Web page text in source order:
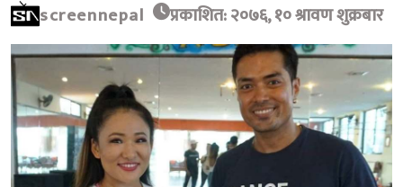
screennepal प्रकाशित: २०७६, १० श्रावण शुक्रबार